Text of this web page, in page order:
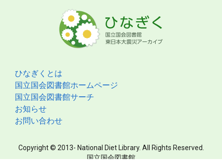
ひなぎくとは
国立国会図書館ホームページ
国立国会図書館サーチ
お知らせ
お問い合わせ
Copyright © 2013- National Diet Library. All Rights Reserved.